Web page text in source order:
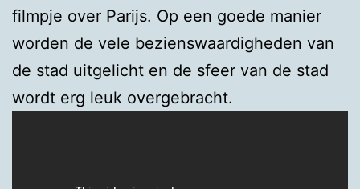
filmpje over Parijs. Op een goede manier
worden de vele bezienswaardigheden van
de stad uitgelicht en de sfeer van de stad
wordt erg leuk overgebracht.